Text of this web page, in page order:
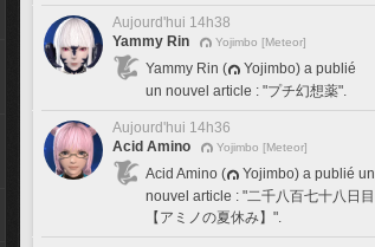
Aujourd'hui 14h38
Yammy Rin
Yojimbo [Meteor]
Yammy Rin (
Yojimbo) a publié
un nouvel article : "プチ幻想薬".
Aujourd'hui 14h36
Acid Amino
Yojimbo [Meteor]
Acid Amino (
Yojimbo) a publié un
nouvel article : "二千八百七十八日目
【アミノの夏休み】".